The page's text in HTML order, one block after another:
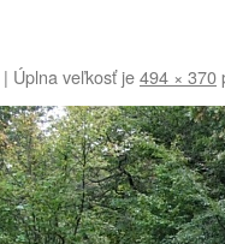
| Úplna veľkosť je494 × 370